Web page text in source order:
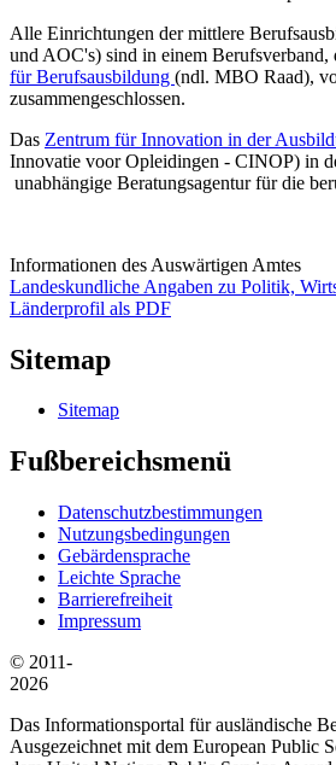
Alle Einrichtungen der mittlere
und AOC's) sind in einem Berufsverband,
für Berufsausbildung (ndl. MBO Raad),
zusammengeschlossen.
Das Zentrum für Innovation in der
Innovatie voor Opleidingen - CINOP) in
unabhängige Beratungsagentur für die
Informationen des Auswärtigen Amtes
Landeskundliche Angaben zu Politik,
Länderprofil als PDF
Sitemap
Sitemap
Fußbereichsmenü
Datenschutzbestimmungen
Nutzungsbedingungen
Gebärdensprache
Leichte Sprache
Barrierefreiheit
Impressum
© 2011-
2026
Das Informationsportal für ausländische
Ausgezeichnet mit dem European Public